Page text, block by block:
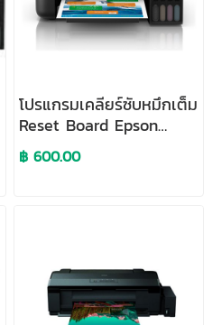
โปรแกรมเคลียร์ซับหมึกเต็ม
Reset Board Epson
L3110
฿ 600.00